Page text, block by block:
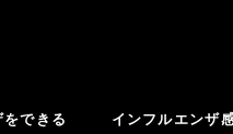
できる
インフルエンザ